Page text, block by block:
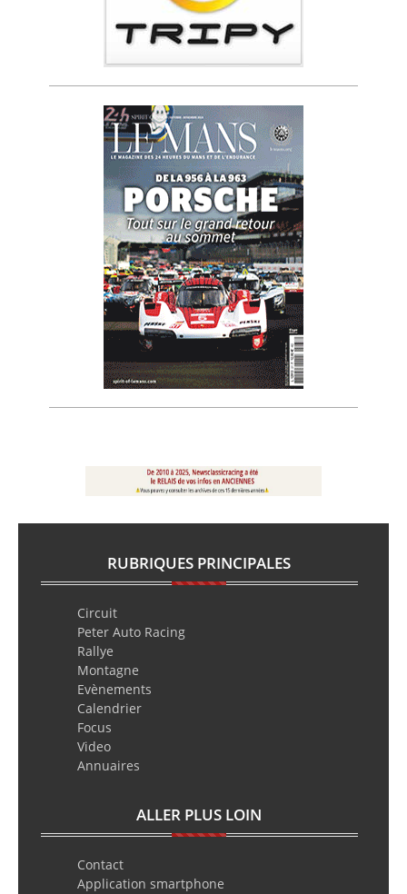
RUBRIQUES PRINCIPALES
Circuit
Peter Auto Racing
Rallye
Montagne
Evènements
Calendrier
Focus
Video
Annuaires
ALLER PLUS LOIN
Contact
Application smartphone